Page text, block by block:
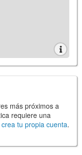
más próximos a
requiere una
crea tu propia cuenta.